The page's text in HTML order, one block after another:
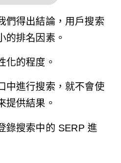
們得出結論，用戶搜索
的排名因素。
化的程度。
中進行搜索，就不會使
提供結果。
錄搜索中的 SERP 進